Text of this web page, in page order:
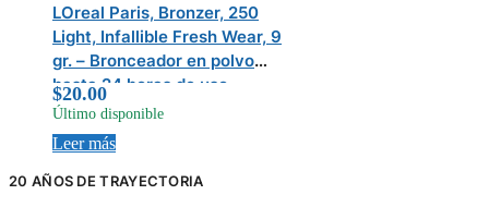
LOreal Paris, Bronzer, 250
Light, Infallible Fresh Wear, 9
gr. – Bronceador en polvo
hasta 24 horas de uso.
Resistente al agua, al calor, a
prueba de transferencia, a la
humedad y al sudor
$20.00
Último disponible
Leer más
20 AÑOS DE TRAYECTORIA